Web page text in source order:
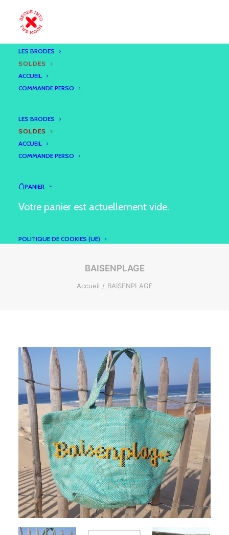
LES BRODES
SOLDES
ACCUEIL
COMMANDE PERSO
LES BRODES
SOLDES
ACCUEIL
COMMANDE PERSO
PANIER
Votre panier est actuellement vide.
POLITIQUE DE COOKIES (UE)
BAISENPLAGE
Accueil BAISENPLAGE